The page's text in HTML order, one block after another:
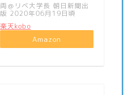
両＠リベ大学長 朝日新聞出
版 2020年06月19日頃
楽天kobo
Amazon